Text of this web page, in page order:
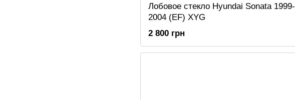
Лобовое стекло Hyundai Sonata 1999-
2004 (EF) XYG
2 800 грн